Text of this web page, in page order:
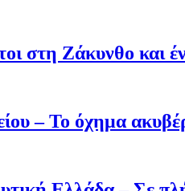
στη Ζάκυνθο και
– Το όχημα